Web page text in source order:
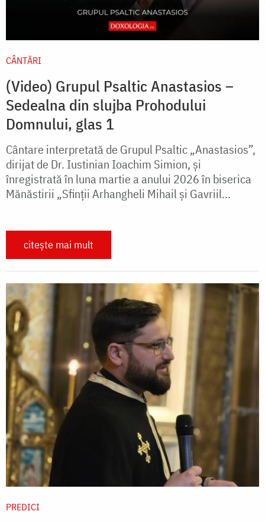
CÂNTĂRI
(Video) Grupul Psaltic Anastasios –
Sedealna din slujba Prohodului
Domnului, glas 1
Cântare interpretată de Grupul Psaltic „Anastasios”,
dirijat de Dr. Iustinian Ioachim Simion, și
înregistrată în luna martie a anului 2026 în biserica
Mănăstirii „Sfinții Arhangheli Mihail şi Gavriil...
citește mai mult
PREDICI